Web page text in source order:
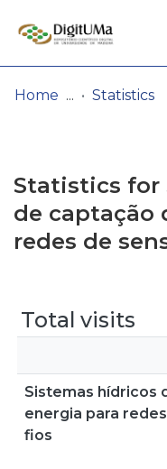
Browse repository
Entities
Log
In(current)
Home Statistics
Statistics for
de captação
redes de
Total visits
Sistemas hídricos
energia para
fios